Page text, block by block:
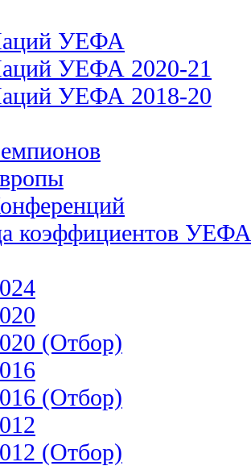
УЕФА
УЕФА 2020-21
УЕФА 2018-20
коэффициентов УЕФА
(Отбор)
(Отбор)
(Отбор)